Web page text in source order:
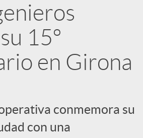
15º
en Girona
conmemora su
con una